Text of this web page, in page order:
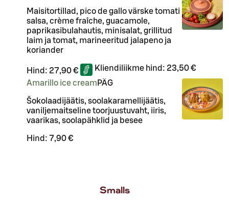
Maisitortillad, pico de gallo värske tomati
salsa, crème fraîche, guacamole,
paprikasibulahautis, minisalat, grillitud
laim ja tomat, marineeritud jalapeno ja
koriander
Hind: 27,90 € Kliendiliikme hind: 23,50 €
Amarillo ice cream PÄG
Šokolaadijäätis, soolakaramellijäätis,
vaniljemaitseline toorjuustuvaht, iiris,
vaarikas, soolapähklid ja besee
Hind: 7,90 €
Smalls